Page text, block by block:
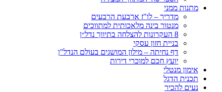
מתנות ממני
מדריך – לו"ז ארבעת הרבעים
מנטור בינה מלאכותית למתווכים
8 העקרונות להצלחה בתיווך נדל״ן
בניית חזון עסקי
דף נחיתה – מילון המושגים בעולם הנדל"ן
יועץ חכם למוכרי דירות
אימון מנטלי
תכנית הדגל
נעים להכיר